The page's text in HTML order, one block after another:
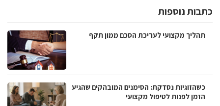
כתבות נוספות
תהליך מקצועי לעריכת הסכם ממון תקף
כשהזוגיות נסדקת: הסימנים המובהקים שהגיע
הזמן לפנות לטיפול מקצועי